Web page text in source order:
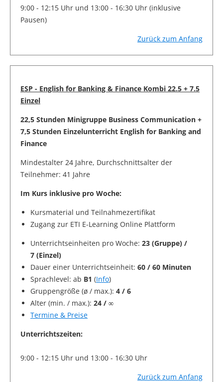
9:00 - 12:15 Uhr und 13:00 - 16:30 Uhr (inklusive
Pausen)
Zurück zum Anfang
ESP - English for Banking & Finance Kombi 22.5 + 7.5
Einzel
22,5 Stunden Minigruppe Business Communication +
7,5 Stunden Einzelunterricht English for Banking and
Finance
Mindestalter 24 Jahre, Durchschnittsalter der
Teilnehmer: 41 Jahre
Im Kurs inklusive pro Woche:
Kursmaterial und Teilnahmezertifikat
Zugang zur ETI E-Learning Online Plattform
Unterrichtseinheiten pro Woche: 23 (Gruppe) /
7 (Einzel)
Dauer einer Unterrichtseinheit: 60 / 60 Minuten
Sprachlevel: ab B1 (Info)
Gruppengröße (ø / max.): 4 / 6
Alter (min. / max.): 24 / ∞
Termine & Preise
Unterrichtszeiten:
9:00 - 12:15 Uhr und 13:00 - 16:30 Uhr
Zurück zum Anfang